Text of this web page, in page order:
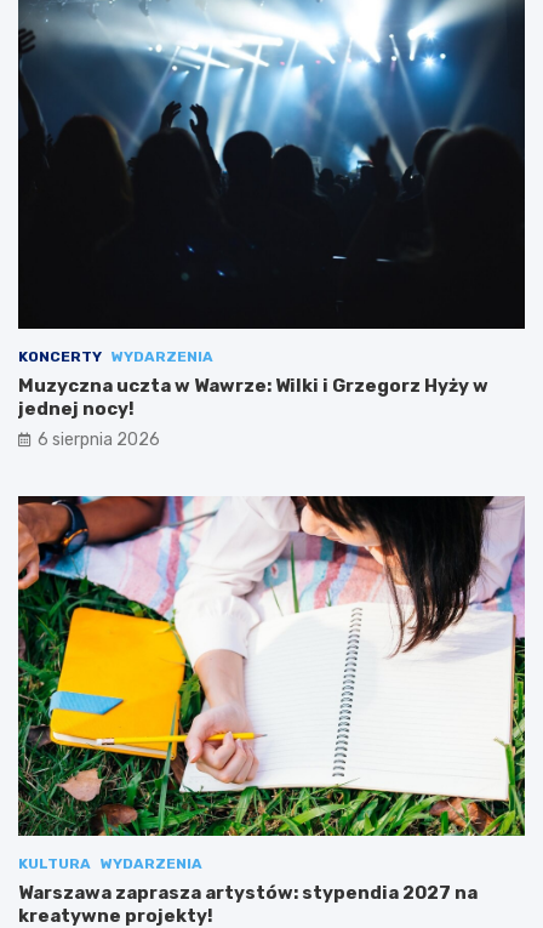
KONCERTY WYDARZENIA
Muzyczna uczta w Wawrze: Wilki i Grzegorz Hyży w
jednej nocy!
6 sierpnia 2026
KULTURA WYDARZENIA
Warszawa zaprasza artystów: stypendia 2027 na
kreatywne projekty!